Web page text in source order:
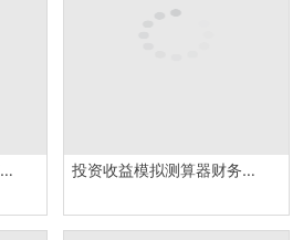
进销存出入库管理系统销售出库统计详情报表Excel模板 投资收益模拟测算器财务投资分析报告Excel模板